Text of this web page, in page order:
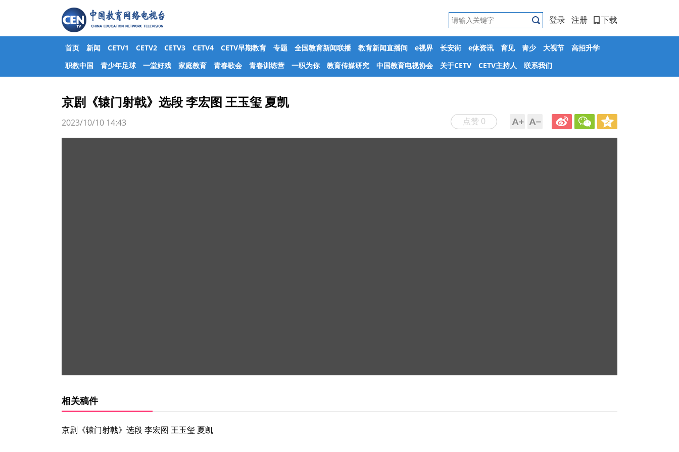
登录 注册 下载
首页 新闻 CETV1 CETV2 CETV3 CETV4 CETV早期教育 专题 全国教育新闻联播 教育新闻直播间 e视界 长安街 e体资讯 育见 青少 大视节
高招升学
职教中国
青少年足球 一堂好戏 家庭教育 青春歌会 青春训练营 一职为你 教育传媒研究 中国教育电视协会 关于CETV CETV主持人 联系我们
京剧《辕门射戟》选段 李宏图 王玉玺 夏凯
点赞 0
2023/10/10 14:43
相关稿件
京剧《辕门射戟》选段 李宏图 王玉玺 夏凯